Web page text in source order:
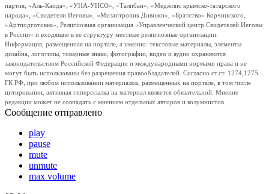
партия, «Аль-Каида», «УНА-УНСО», «Талибан», «Меджлис крымско-татарского
народа», «Свидетели Иеговы», «Мизантропик Дивижн», «Братство» Корчинского,
«Артподготовка», Религиозная организация «Управленческий центр Свидетелей Иеговы
в России» и входящие в ее структуру местные религиозные организации.
Информация, размещенная на портале, а именно: текстовые материалы, элементы
дизайна, логотипы, товарные знаки, фотографии, видео и аудио охраняются
законодательством Российской Федерации и международными нормами права и не
могут быть использованы без разрешения правообладателей. Согласно ст.ст. 1274,1275
ГК РФ, при любом использовании материалов, размещенных на портале, в том числе
цитировании, активная гиперссылка на материал является обязательной. Мнение
редакции может не совпадать с мнением отдельных авторов и колумнистов.
Сообщение отправлено
play
pause
mute
unmute
max volume